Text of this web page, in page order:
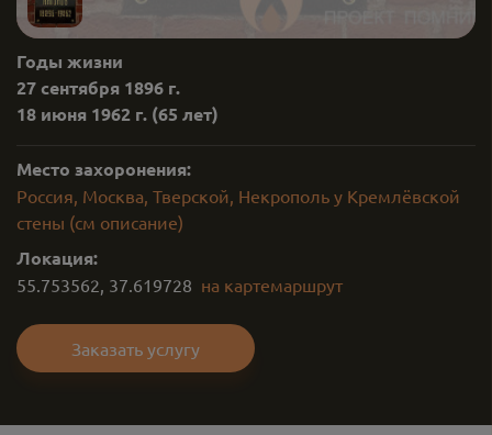
Годы жизни
27 сентября 1896 г.
18 июня 1962 г. (65 лет)
Место захоронения:
Россия, Москва, Тверской, Некрополь у Кремлёвской
стены (см описание)
Локация:
55.753562, 37.619728 на картемаршрут
Заказать услугу